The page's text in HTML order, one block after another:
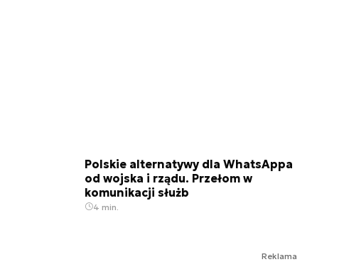
Polskie alternatywy dla WhatsAppa
od wojska i rządu. Przełom w
komunikacji służb
4 min.
Reklama